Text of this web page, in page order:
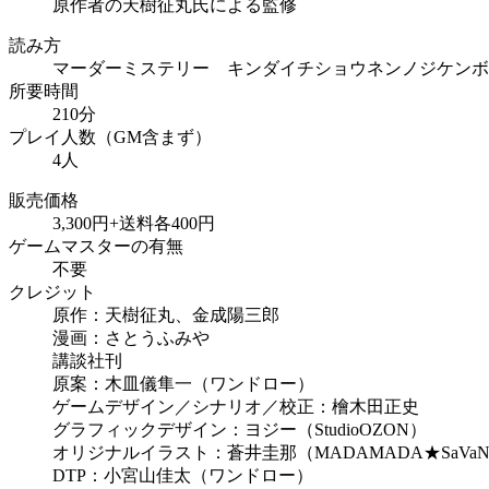
原作者の天樹征丸氏による監修
読み方
マーダーミステリー キンダイチショウネンノジケン
所要時間
210分
プレイ人数（GM含まず）
4人
販売価格
3,300円+送料各400円
ゲームマスターの有無
不要
クレジット
原作：天樹征丸、金成陽三郎
漫画：さとうふみや
講談社刊
原案：木皿儀隼一（ワンドロー）
ゲームデザイン／シナリオ／校正：檜木田正史
グラフィックデザイン：ヨジー（StudioOZON）
オリジナルイラスト：蒼井圭那（MADAMADA★SaVaN
DTP：小宮山佳太（ワンドロー）